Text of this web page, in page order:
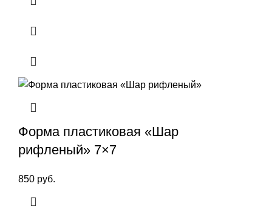
Форма пластиковая «Шар
рифленый» 7×7
850 руб.